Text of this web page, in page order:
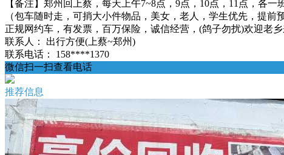
【备注】郑州回上蔡，每天上午7~8点，9点，10点，11点，各
（包车随时走，可捎大小件物品，美女，老人，学生优先，提前
正规网约车，有发票，百万保险，诚信经营，(鸽子勿扰)欢迎老
联系人：
出行方便(上蔡~郑州)
联系电话：
158****1370
微信扫一扫查看电话
推荐信息